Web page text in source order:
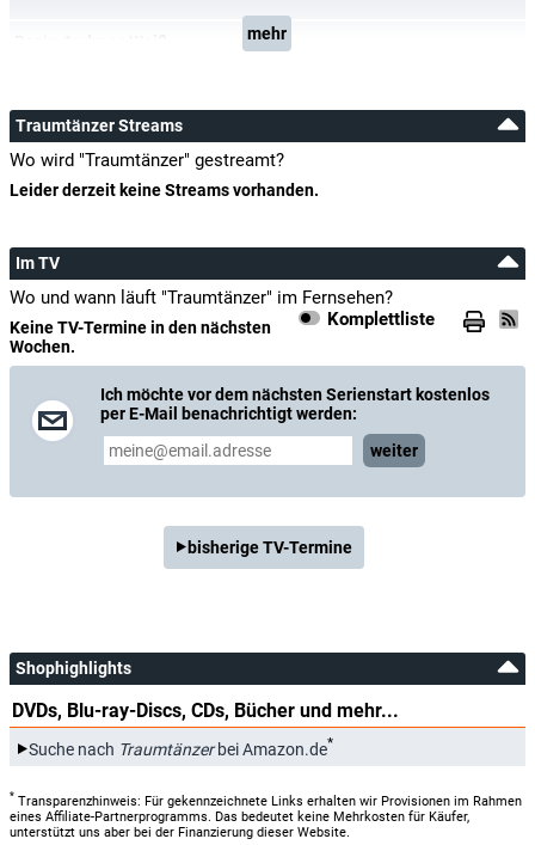
mehr
Traumtänzer Streams
Wo wird "Traumtänzer" gestreamt?
Leider derzeit keine Streams vorhanden.
Im TV
Wo und wann läuft "Traumtänzer" im Fernsehen?
Komplettliste
Keine TV-Termine in den nächsten
Wochen.
Ich möchte vor dem nächsten Serienstart kostenlos
per E-Mail benachrichtigt werden:
weiter
bisherige TV-Termine
Shophighlights
DVDs, Blu-ray-Discs, CDs, Bücher und mehr...
Suche nach Traumtänzerbei Amazon.de*
* Transparenzhinweis: Für gekennzeichnete Links erhalten wir Provisionen im Rahmen
eines Affiliate-Partnerprogramms. Das bedeutet keine Mehrkosten für Käufer,
unterstützt uns aber bei der Finanzierung dieser Website.